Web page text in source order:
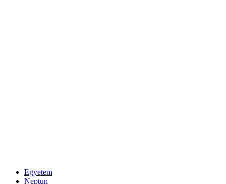
Egyetem
Neptun